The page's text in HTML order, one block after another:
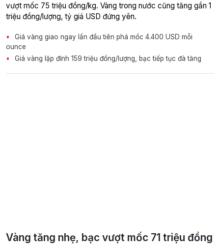
vượt mốc 75 triệu đồng/kg. Vàng trong nước cũng tăng gần 1
triệu đồng/lượng, tỷ giá USD đứng yên.
Giá vàng giao ngay lần đầu tiên phá mốc 4.400 USD mỗi
ounce
Giá vàng lập đỉnh 159 triệu đồng/lượng, bạc tiếp tục đà tăng
Vàng tăng nhẹ, bạc vượt mốc 71 triệu đồng